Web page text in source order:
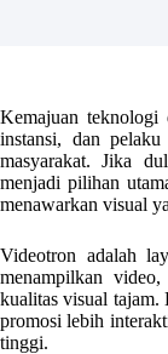
Kemajuan teknologi
instansi, dan pelaku
masyarakat. Jika
menjadi pilihan
menawarkan visual
Videotron adalah
menampilkan
kualitas visual tajam.
promosi lebih
tinggi.